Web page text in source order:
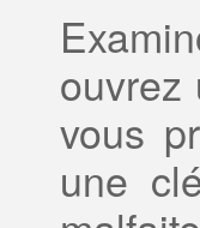
ouvrez
vous
une